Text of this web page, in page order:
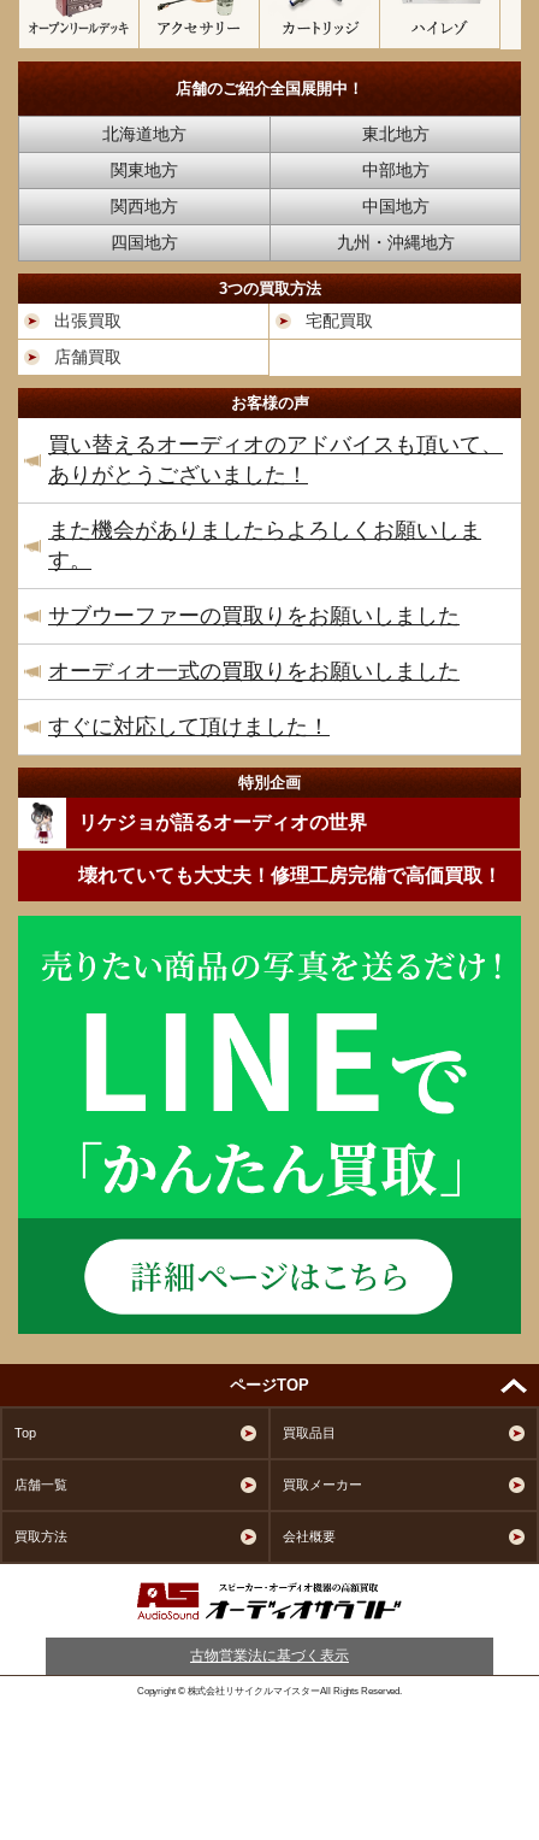
店舗のご紹介全国展開中！
北海道地方
東北地方
関東地方
中部地方
関西地方
中国地方
四国地方
九州・沖縄地方
3つの買取方法
出張買取
宅配買取
店舗買取
お客様の声
買い替えるオーディオのアドバイスも頂いて、
ありがとうございました！
また機会がありましたらよろしくお願いしま
す。
サブウーファーの買取りをお願いしました
オーディオ一式の買取りをお願いしました
すぐに対応して頂けました！
特別企画
リケジョが語るオーディオの世界
壊れていても大丈夫！修理工房完備で高価買取！
ページTOP
Top 買取品目
店舗一覧 買取メーカー
買取方法 会社概要
古物営業法に基づく表示
Copyright © 株式会社リサイクルマイスターAll Rights Reserved.